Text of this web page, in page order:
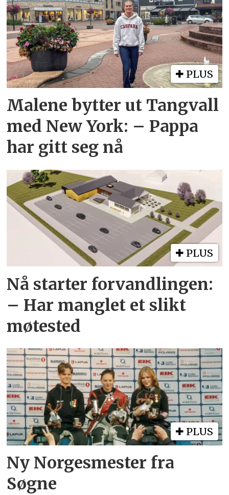
PLUS
Malene bytter ut Tangvall
med New York: – Pappa
har gitt seg nå
PLUS
Nå starter forvandlingen:
– Har manglet et slikt
møtested
PLUS
Ny Norgesmester fra
Søgne